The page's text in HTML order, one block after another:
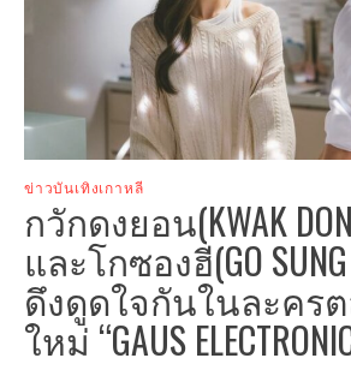
ข่าวบันเทิงเกาหลี
กวักดงยอน(KWAK
และโกซองฮี(GO
ดึงดูดใจกันในละครต
ใหม่ “GAUS